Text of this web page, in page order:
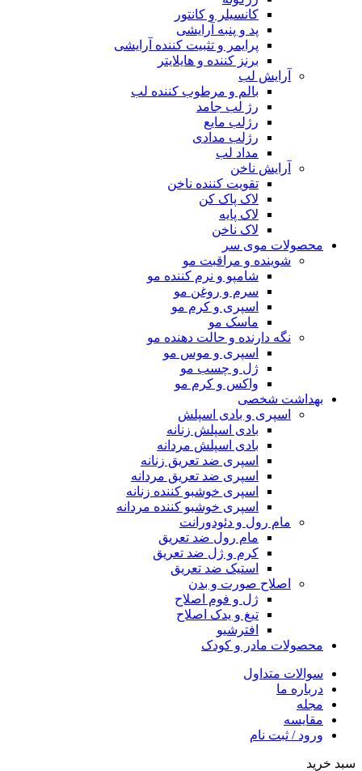
کانسیلر و کانتور
پد و پنبه آرایشی
پرایمر و تثبیت کننده آرایشی
برنز کننده و هایلایتر
آرایش لب
بالم و مرطوب کننده لب
رژ لب جامد
رژلب مایع
رژلب مدادی
مداد لب
آرایش ناخن
تقویت کننده ناخن
لاک پاک کن
لاک پایه
لاک ناخن
محصولات موی سر
شوینده و مراقبت مو
شامپو و نرم کننده مو
سرم و روغن مو
اسپری و کرم مو
ماسک مو
نگه دارنده و حالت دهنده مو
اسپری و موس مو
ژل و چسب مو
واکس و کرم مو
بهداشت شخصی
اسپری و بادی اسپلش
بادی اسپلش زنانه
بادی اسپلش مردانه
اسپری ضد تعریق زنانه
اسپری ضد تعریق مردانه
اسپری خوشبو کننده زنانه
اسپری خوشبو کننده مردانه
مام رول و دئودورانت
مام رول ضد تعریق
کرم و ژل ضد تعریق
استیک ضد تعریق
اصلاح صورت و بدن
ژل و فوم اصلاح
تیغ و یدک اصلاح
افترشیو
محصولات مادر و کودک
سوالات متداول
درباره ما
مجله
مقایسه
ورود / ثبت نام
سبد خرید